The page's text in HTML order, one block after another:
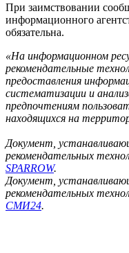
При заимствовании
информационного
обязательна.
«На информационном
рекомендательные
предоставления
систематизации и
предпочтениям
находящихся на
Документ,
рекомендательных
SPARROW.
Документ,
рекомендательных
СМИ24.